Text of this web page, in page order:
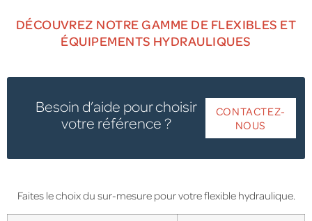
DÉCOUVREZ NOTRE GAMME DE FLEXIBLES ET
ÉQUIPEMENTS HYDRAULIQUES
Besoin d’aide pour choisir
votre référence ?
CONTACTEZ-
NOUS
Faites le choix du sur-mesure pour votre flexible hydraulique.